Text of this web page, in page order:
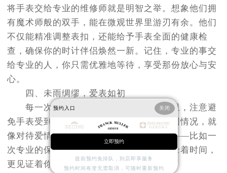
将手表交给专业的维修师就是明智之举。想象他们拥
有魔术师般的双手，能在微观世界里游刃有余。他们
不仅能精准调整表扣，还能给予手表全面的健康检
查，确保你的时计伴侣焕然一新。记住，专业的事交
给专业的人，你只需优雅地等待，享受那份放心与安
心。
四、未雨绸缪，爱表如初
每一次解决，都是预防的开始。平日里，注意避
免手表受到剧烈撞击，定期检查表扣的紧固情况，就
像对待爱情一样，时不时给它一些小惊喜——比如一
次专业的保养。这样，你的法穆兰不仅记录着时间，
更见证着你对生活的细腻呵护。
预约入口 关闭
立即预约
提前预约免排队，到店即享服务
预约时间有变无需取消，可随时重新预约